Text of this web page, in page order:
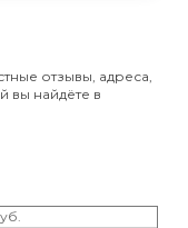
отзывы, адреса,
вы найдёте в